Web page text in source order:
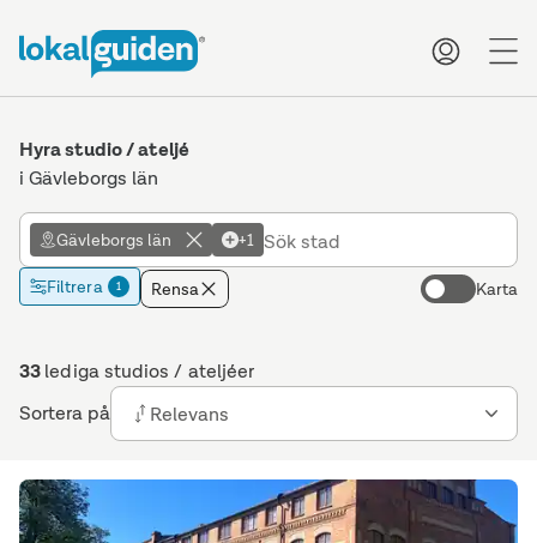
Hyra studio / ateljé
i Gävleborgs län
Gävleborgs län +1
Filtrera 1 Rensa Karta
33lediga studios / ateljéer
Sortera på
Relevans